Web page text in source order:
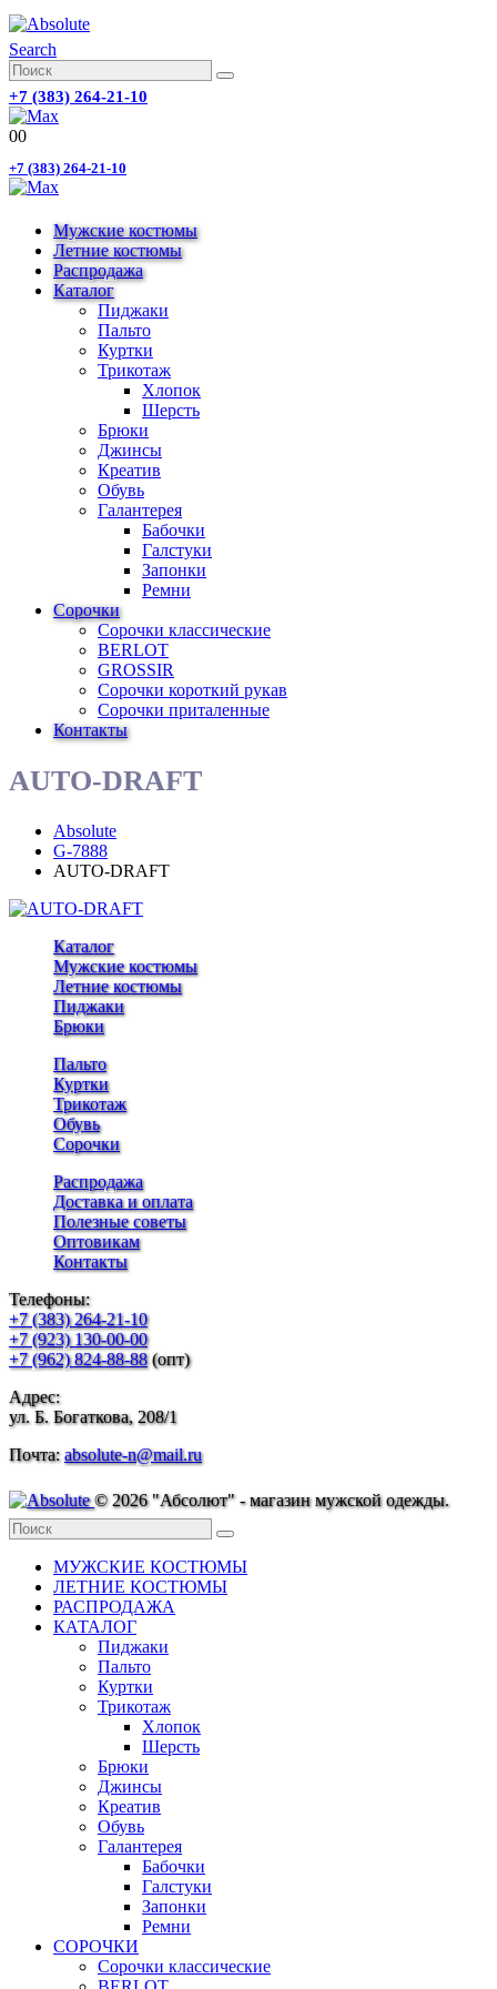
Search
+7 (383) 264-21-10
00
+7 (383) 264-21-10
Мужские костюмы
Летние костюмы
Распродажа
Каталог
Пиджаки
Пальто
Куртки
Трикотаж
Хлопок
Шерсть
Брюки
Джинсы
Креатив
Обувь
Галантерея
Бабочки
Галстуки
Запонки
Ремни
Сорочки
Сорочки классические
BERLOT
GROSSIR
Сорочки короткий рукав
Сорочки приталенные
Контакты
AUTO-DRAFT
Absolute
G-7888
AUTO-DRAFT
Каталог
Мужские костюмы
Летние костюмы
Пиджаки
Брюки
Пальто
Куртки
Трикотаж
Обувь
Сорочки
Распродажа
Доставка и оплата
Полезные советы
Оптовикам
Контакты
Телефоны:
+7 (383) 264-21-10
+7 (923) 130-00-00
+7 (962) 824-88-88(опт)
Адрес:
ул. Б. Богаткова, 208/1
Почта:absolute-n@mail.ru
© 2026 "Абсолют" - магазин мужской одежды.
МУЖСКИЕ КОСТЮМЫ
ЛЕТНИЕ КОСТЮМЫ
РАСПРОДАЖА
КАТАЛОГ
Пиджаки
Пальто
Куртки
Трикотаж
Хлопок
Шерсть
Брюки
Джинсы
Креатив
Обувь
Галантерея
Бабочки
Галстуки
Запонки
Ремни
СОРОЧКИ
Сорочки классические